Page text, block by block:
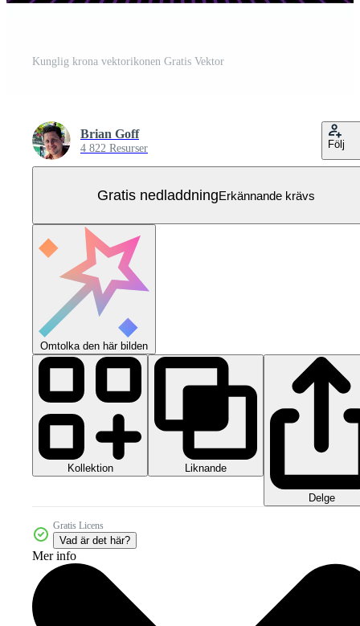
Kunglig krona vektorikonen Gratis Vektor
Brian Goff
4 822 Resurser Följ
Gratis nedladdningErkännande krävs
Omtolka den här bilden
Kollektion Liknande
Delge
Gratis Licens
Vad är det här?
Mer info